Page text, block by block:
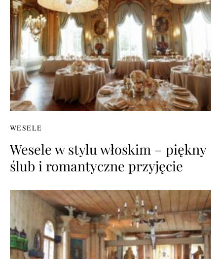
WESELE
Wesele w stylu włoskim – piękny
ślub i romantyczne przyjęcie